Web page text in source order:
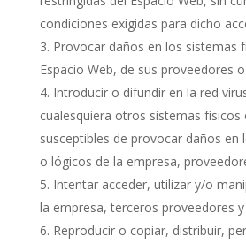
condiciones exigidas para dicho
Provocar daños en los sistemas
Espacio Web, de sus proveedores
Introducir o difundir en la red
cualesquiera otros sistemas físicos
susceptibles de provocar daños en
o lógicos de la empresa,
Intentar acceder, utilizar y/o
la empresa, terceros proveedores
Reproducir o copiar, distribuir,